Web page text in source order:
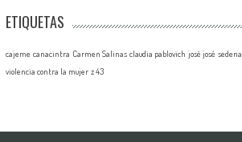
ETIQUETAS
cajeme canacintra Carmen Salinas claudia pablovich josé josé sedena
violencia contra la mujer z 43